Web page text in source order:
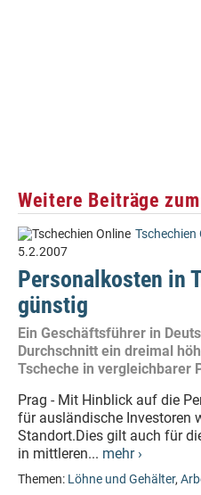
Weitere Beiträge
Tschechien
5.2.2007
Personalkosten in
günstig
Ein Geschäftsführer in
Durchschnitt ein dreimal
Tscheche in vergleichbarer
Prag - Mit Hinblick auf die
für ausländische Investoren
Standort.Dies gilt auch für
in mittleren... mehr ›
Themen: Löhne und Gehälter,